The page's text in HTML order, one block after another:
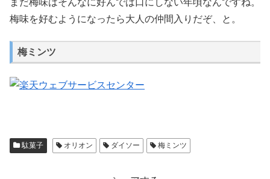
まだ梅味はそんなに好んでは口にしない年頃なんですね。
梅味を好むようになったら大人の仲間入りだぞ、と。
梅ミンツ
駄菓子 オリオン ダイソー 梅ミンツ